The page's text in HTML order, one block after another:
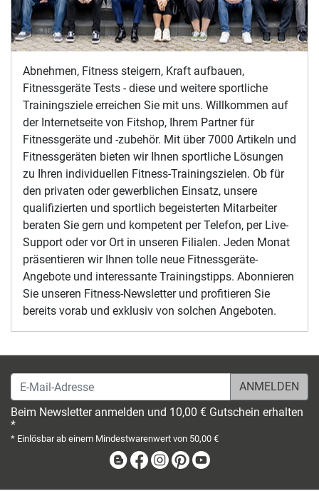
Abnehmen, Fitness steigern, Kraft aufbauen,
Fitnessgeräte Tests - diese und weitere sportliche
Trainingsziele erreichen Sie mit uns. Willkommen auf
der Internetseite von Fitshop, Ihrem Partner für
Fitnessgeräte und -zubehör. Mit über 7000 Artikeln und
Fitnessgeräten bieten wir Ihnen sportliche Lösungen
zu Ihren individuellen Fitness-Trainingszielen. Ob für
den privaten oder gewerblichen Einsatz, unsere
qualifizierten und sportlich begeisterten Mitarbeiter
beraten Sie gern und kompetent per Telefon, per Live-
Support oder vor Ort in unseren Filialen. Jeden Monat
präsentieren wir Ihnen tolle neue Fitnessgeräte-
Angebote und interessante Trainingstipps. Abonnieren
Sie unseren Fitness-Newsletter und profitieren Sie
bereits vorab und exklusiv von solchen Angeboten.
E-Mail-Adresse
Beim Newsletter anmelden und 10,00 € Gutschein erhalten
*
* Einlösbar ab einem Mindestwarenwert von 50,00 €
BlogFacebook
Instagram
Pinterest